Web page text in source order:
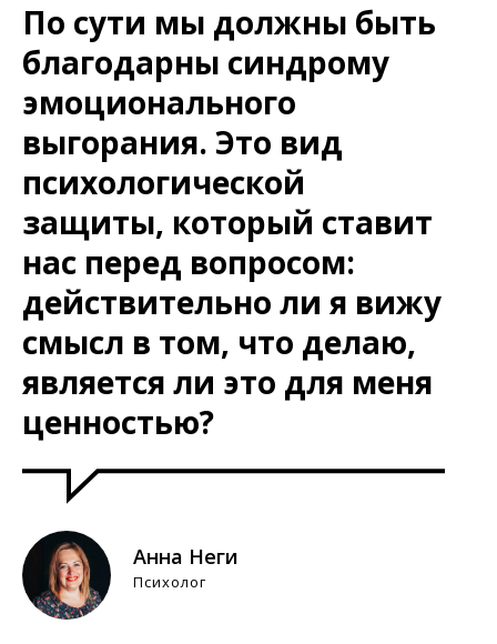
По сути мы должны быть
благодарны синдрому
эмоционального
выгорания. Это вид
психологической
защиты, который ставит
нас перед вопросом:
действительно ли я вижу
смысл в том, что делаю,
является ли это для меня
ценностью?
Анна Неги
Психолог